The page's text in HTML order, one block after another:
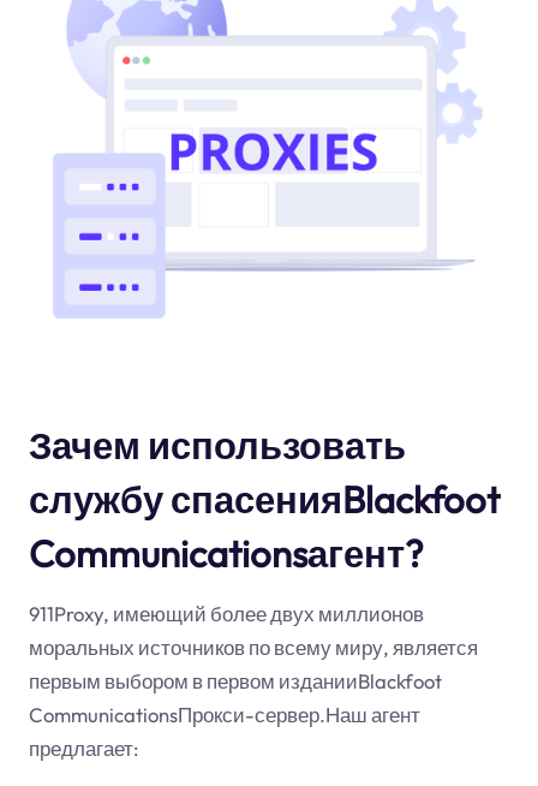
Зачем использовать
службу спасенияBlackfoot
Communicationsагент?
911Proxy, имеющий более двух миллионов
моральных источников по всему миру, является
первым выбором в первом изданииBlackfoot
CommunicationsПрокси-сервер.Наш агент
предлагает: